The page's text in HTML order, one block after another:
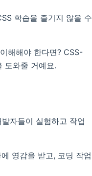
학습을 즐기지 않을 수
해해야 한다면? CSS-
도와줄 거예요.
자들이 실험하고 작업
영감을 받고, 코딩 작업